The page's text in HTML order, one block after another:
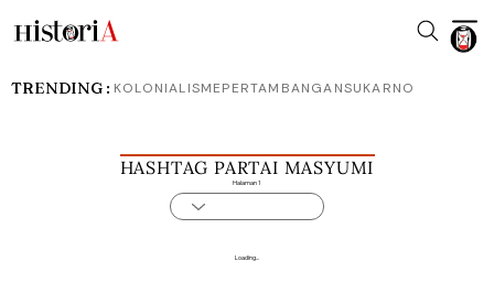
HASHTAG PARTAI MASYUMI
Halaman 1
Loading...
TRENDING : KOLONIALISMEPERTAMBANGANSUKARNO